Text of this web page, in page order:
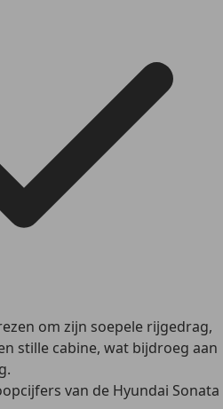
om zijn soepele rijgedrag,
stille cabine, wat bijdroeg aan
van de Hyundai Sonata